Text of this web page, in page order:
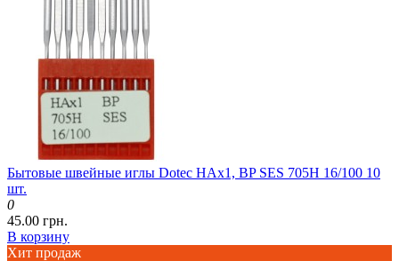
Бытовые швейные иглы Dotec HAx1, BP SES 705H 16/100 10
шт.
0
45.00 грн.
В корзину
Хит продаж